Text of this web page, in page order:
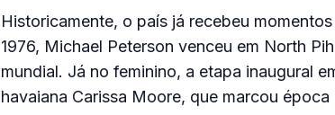
Historicamente, o país já recebeu
1976, Michael Peterson venceu em North
mundial. Já no feminino, a etapa inaugural
havaiana Carissa Moore, que marcou